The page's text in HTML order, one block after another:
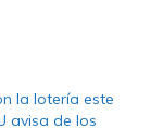
la lotería este
avisa de los